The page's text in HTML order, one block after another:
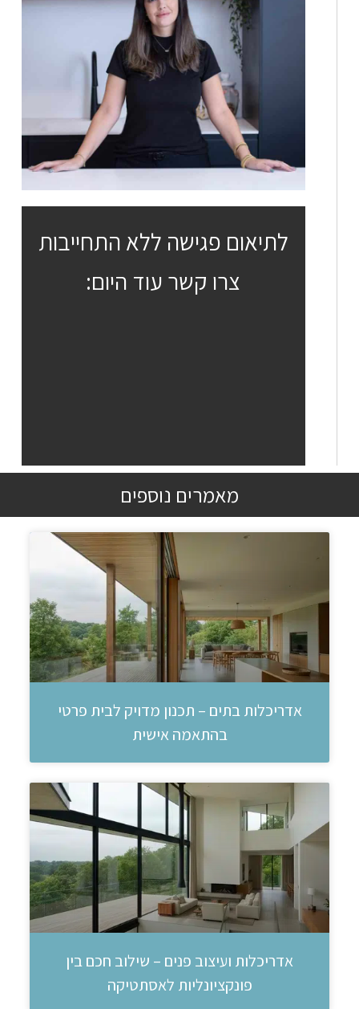
לתיאום פגישה ללא התחייבות
צרו קשר עוד היום:
מאמרים נוספים
אדריכלות בתים – תכנון מדויק לבית פרטי
בהתאמה אישית
אדריכלות ועיצוב פנים – שילוב חכם בין
פונקציונליות לאסתטיקה